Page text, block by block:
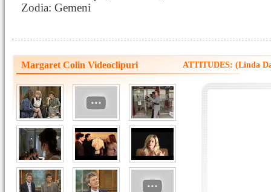
Zodia: Gemeni
Margaret Colin Videoclipuri ATTITUDES: (Linda